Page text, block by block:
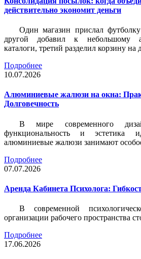
действительно экономит деньги
Один магазин прислал
другой добавил к небольшому
каталоги, третий разделил корзину на
Подробнее
10.07.2026
Алюминиевые жалюзи на окна:
Долговечность
В мире современного
функциональность и
алюминиевые жалюзи занимают
Подробнее
07.07.2026
Аренда Кабинета Психолога:
В современной
организации рабочего пространства
Подробнее
17.06.2026